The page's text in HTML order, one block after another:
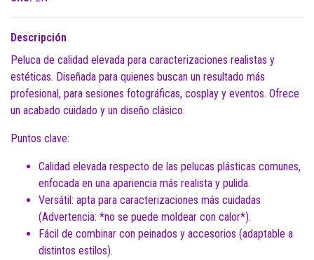
Descripción
Peluca de calidad elevada para caracterizaciones realistas y
estéticas. Diseñada para quienes buscan un resultado más
profesional, para sesiones fotográficas, cosplay y eventos. Ofrece
un acabado cuidado y un diseño clásico.
Puntos clave:
Calidad elevada respecto de las pelucas plásticas comunes,
enfocada en una apariencia más realista y pulida.
Versátil: apta para caracterizaciones más cuidadas
(Advertencia: *no se puede moldear con calor*).
Fácil de combinar con peinados y accesorios (adaptable a
distintos estilos).